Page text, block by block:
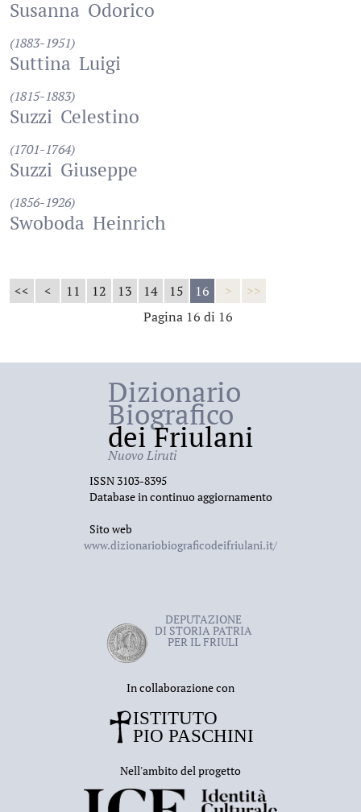
Susanna Odorico
(1883-1951)
Suttina Luigi
(1815-1883)
Suzzi Celestino
(1701-1764)
Suzzi Giuseppe
(1856-1926)
Swoboda Heinrich
<< < 11 12 13 14 15 16 >
>>
Pagina 16 di 16
Dizionario
Biografico
dei Friulani
Nuovo Liruti
ISSN 3103-8395
Database in continuo aggiornamento
Sito web
www.dizionariobiograficodeifriulani.it/
DEPUTAZIONE
DI STORIA PATRIA
PER IL FRIULI
In collaborazione con
Nell'ambito del progetto